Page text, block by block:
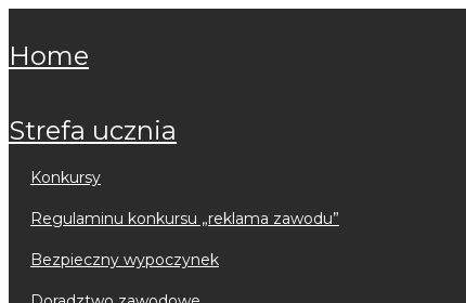
home
strefa ucznia
konkursy
regulaminu konkursu „reklama zawodu”
bezpieczny wypoczynek